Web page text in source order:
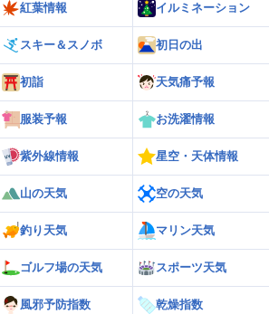
紅葉情報 イルミネーション
スキー＆スノボ 初日の出
初詣 天気痛予報
服装予報 お洗濯情報
紫外線情報 星空・天体情報
山の天気 空の天気
釣り天気 マリン天気
ゴルフ場の天気 スポーツ天気
風邪予防指数 乾燥指数